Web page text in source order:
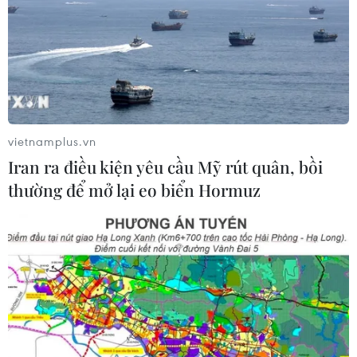
#Bãi rác Đa Phước #Xử lý rác
#Ô nhiễm môi trường
#Công ty VWS
#tin tức mới nhất
#tin tức 24h
#tin tức thời sự
#tin tức trong nước
#VietnamPlus
#Vietnam
#Plus Tp. Hồ Chí Minh
vietnamplus.vn
Iran ra điều kiện yêu cầu Mỹ rút quân, bồi
thường để mở lại eo biển Hormuz